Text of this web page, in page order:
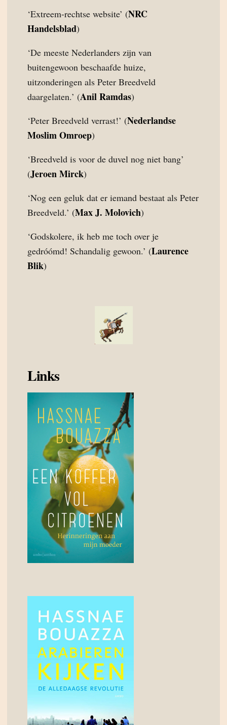
‘Extreem-rechtse website’ (NRC
Handelsblad)
‘De meeste Nederlanders zijn van
buitengewoon beschaafde huize,
uitzonderingen als Peter Breedveld
daargelaten.’ (Anil Ramdas)
‘Peter Breedveld verrast!’ (Nederlandse
Moslim Omroep)
‘Breedveld is voor de duvel nog niet bang’
(Jeroen Mirck)
‘Nog een geluk dat er iemand bestaat als Peter
Breedveld.’ (Max J. Molovich)
‘Godskolere, ik heb me toch over je
gedróómd! Schandalig gewoon.’ (Laurence
Blik)
Links